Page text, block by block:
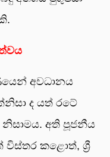
ය
අවධානය
ද යත් රටේ
නිසාමය. අති පූජනීය
විස්තර කළොත්, ශ්‍රී